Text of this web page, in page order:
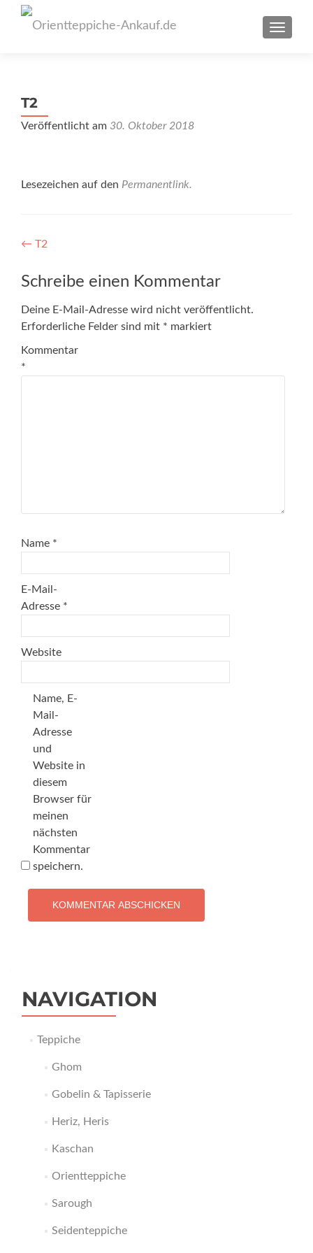
T2
Veröffentlicht am 30. Oktober 2018
Lesezeichen auf den Permanentlink.
Artikel-
Navigation
← T2
Schreibe einen Kommentar
Deine E-Mail-Adresse wird nicht veröffentlicht.
Erforderliche Felder sind mit * markiert
Kommentar
*
Name *
E-Mail-
Adresse *
Website
Name, E-
Mail-
Adresse
und
Website in
diesem
Browser für
meinen
nächsten
Kommentar
speichern.
NAVIGATION
Teppiche
Ghom
Gobelin & Tapisserie
Heriz, Heris
Kaschan
Orientteppiche
Sarough
Seidenteppiche